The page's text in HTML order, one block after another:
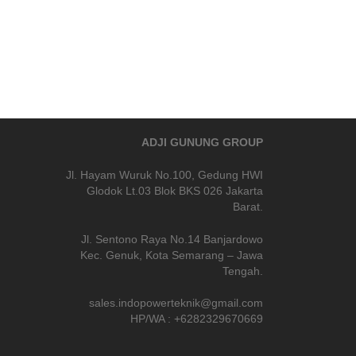
ADJI GUNUNG GROUP
Jl. Hayam Wuruk No.100, Gedung HWI
Glodok Lt.03 Blok BKS 026 Jakarta
Barat.
Jl. Sentono Raya No.14 Banjardowo
Kec. Genuk, Kota Semarang – Jawa
Tengah.
sales.indopowerteknik@gmail.com
HP/WA : +6282329670669